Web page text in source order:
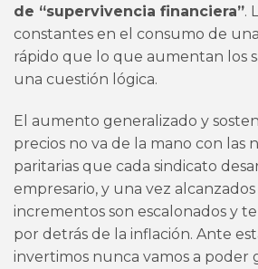
de “supervivencia financiera”.
constantes en el consumo de
rápido que lo que aumentan los
una cuestión lógica.
El aumento generalizado y
precios no va de la mano con las
paritarias que cada sindicato
empresario, y una vez alcanzados
incrementos son escalonados y
por detrás de la inflación. Ante
invertimos nunca vamos a poder